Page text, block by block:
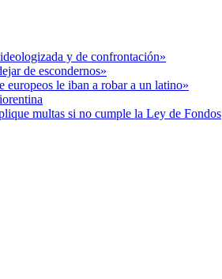
y de confrontación»
de escondernos»
le iban a robar a un latino»
multas si no cumple la Ley de Fondos